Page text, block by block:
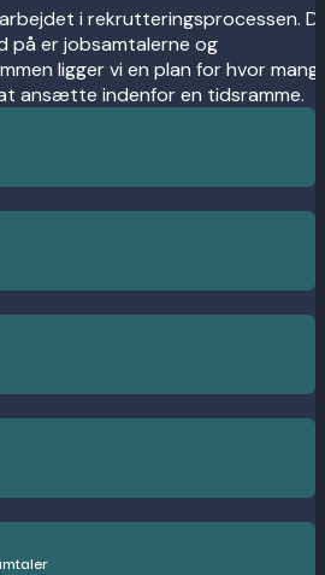
i rekrutteringsprocessen.
på er jobsamtalerne og
ligger vi en plan for hvor
ansætte indenfor en tidsramme.